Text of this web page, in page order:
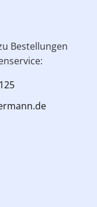
Bestellungen